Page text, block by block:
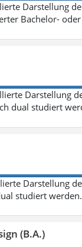
Darstellung
Bachelor-
Darstellung
dual studiert
Darstellung
studiert
(B.A.)